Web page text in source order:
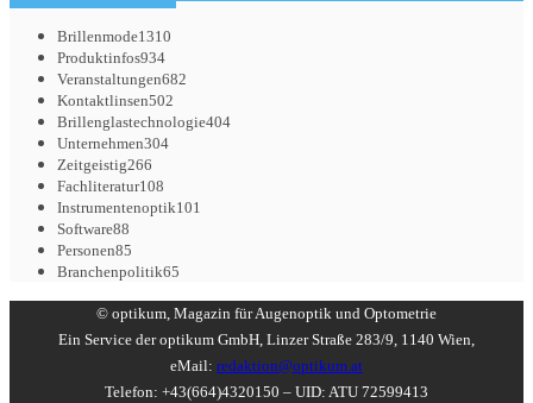
Brillenmode1310
Produktinfos934
Veranstaltungen682
Kontaktlinsen502
Brillenglastechnologie404
Unternehmen304
Zeitgeistig266
Fachliteratur108
Instrumentenoptik101
Software88
Personen85
Branchenpolitik65
© optikum, Magazin für Augenoptik und Optometrie
Ein Service der optikum GmbH, Linzer Straße 283/9, 1140 Wien,
eMail: redaktion@optikum.at
Telefon: +43(664)4320150 – UID: ATU 72599413